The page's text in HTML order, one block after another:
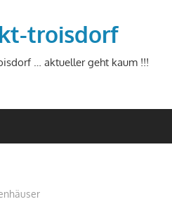
troisdorf
… aktueller geht kaum !!!